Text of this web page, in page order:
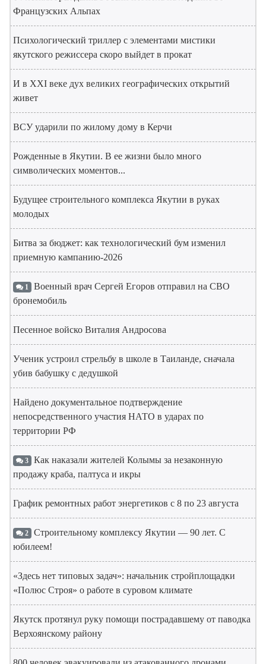
Французских Альпах
Психологический триллер с элементами мистики
якутского режиссера скоро выйдет в прокат
И в XXI веке дух великих географических открытий
живет
ВСУ ударили по жилому дому в Керчи
Рожденные в Якутии. В ее жизни было много
символических моментов...
Будущее строительного комплекса Якутии в руках
молодых
Битва за бюджет: как технологический бум изменил
приемную кампанию-2026
1 Военный врач Сергей Егоров отправил на СВО
бронемобиль
Песенное войско Виталия Андросова
Ученик устроил стрельбу в школе в Таиланде, сначала
убив бабушку с дедушкой
Найдено документальное подтверждение
непосредственного участия НАТО в ударах по
территории РФ
3 Как наказали жителей Колымы за незаконную
продажу краба, палтуса и икры
График ремонтных работ энергетиков с 8 по 23 августа
2 Строительному комплексу Якутии — 90 лет. С
юбилеем!
«Здесь нет типовых задач»: начальник стройплощадки
«Полюс Строя» о работе в суровом климате
Якутск протянул руку помощи пострадавшему от паводка
Верхоянскому району